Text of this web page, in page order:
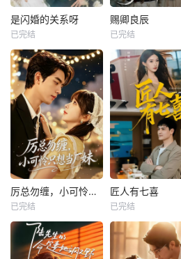
是闪婚的关系呀
已完结
赐卿良辰
已完结
厉总勿缠，小可怜只想当厂妹
已完结
匠人有七喜
已完结